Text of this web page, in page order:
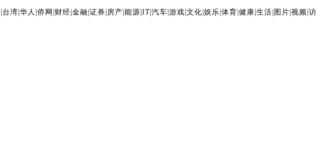
台湾 华人 侨网 财经 金融 证券 房产 能源 IT| 汽车 游戏 文化 娱乐 体育 健康 生活 图片 视频